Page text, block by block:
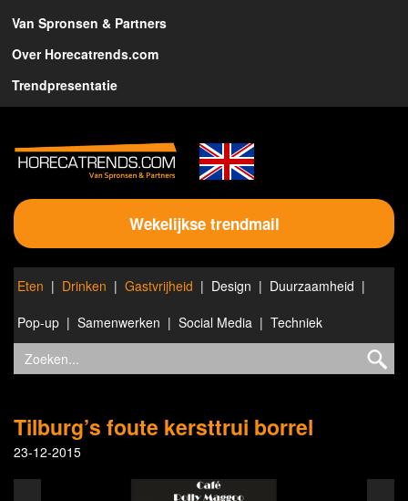
Van Spronsen & Partners
Over Horecatrends.com
Trendpresentatie
Wekelijkse trendmail
Eten Drinken Gastvrijheid Design
Duurzaamheid
Pop-up
Samenwerken Social Media Techniek
Tilburg’s foute kersttrui borrel
23-12-2015